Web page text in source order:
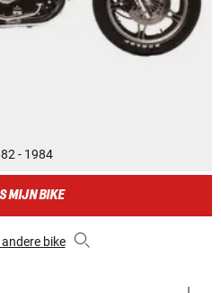
- 1984
MIJN BIKE
bike